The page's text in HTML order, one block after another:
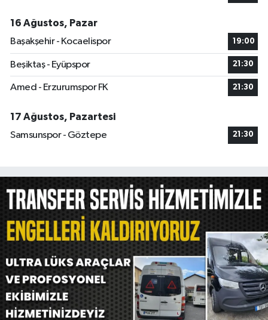
16 Ağustos, Pazar
Başakşehir - Kocaelispor
19:00
Beşiktaş - Eyüpspor 21:30
Amed - Erzurumspor FK 21:30
17 Ağustos, Pazartesi
Samsunspor - Göztepe
21:30